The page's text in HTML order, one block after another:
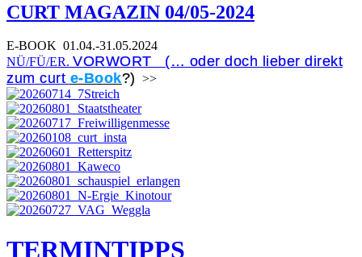
CURT MAGAZIN 04/05-2024
E-BOOK 01.04.-31.05.2024
NÜ/FÜ/ER. VORWORT (… oder doch lieber direkt
zum curt e-Book?) >>
TERMINTIPPS